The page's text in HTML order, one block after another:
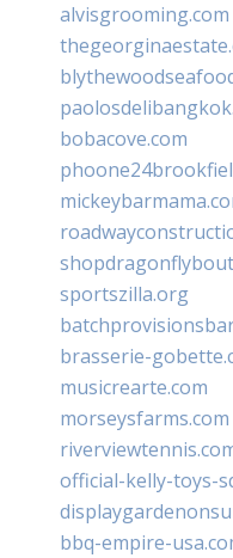
alvisgrooming.com
bobacove.com
sportszilla.org
brasserie-
musicrearte.com
morseysfarms.com
official-kelly-toys-
bbq-empire-